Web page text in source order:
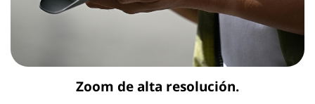
Zoom de alta resolución.